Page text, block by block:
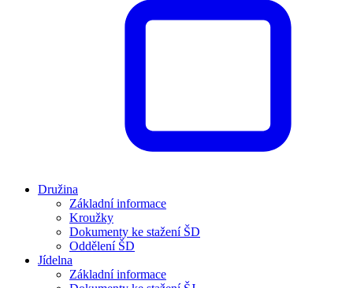
Družina
Základní informace
Kroužky
Dokumenty ke stažení ŠD
Oddělení ŠD
Jídelna
Základní informace